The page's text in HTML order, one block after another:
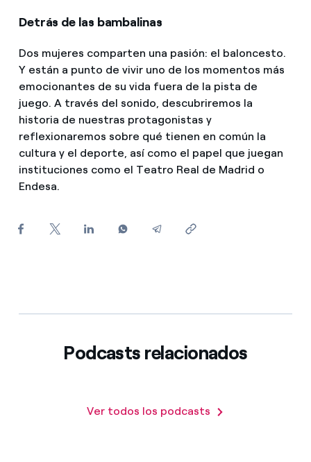
¿Has recibido una oferta para cambiar de
compañía?
Ofertas para autónomos y Pymes
¿Gestionas varias comunidades de propietarios?
Detrás de las bambalinas
Dos mujeres comparten una pasión: el baloncesto.
Y están a punto de vivir uno de los momentos más
emocionantes de su vida fuera de la pista de
juego. A través del sonido, descubriremos la
historia de nuestras protagonistas y
reflexionaremos sobre qué tienen en común la
cultura y el deporte, así como el papel que juegan
instituciones como el Teatro Real de Madrid o
Endesa.
Podcasts relacionados
Ver todos los podcasts